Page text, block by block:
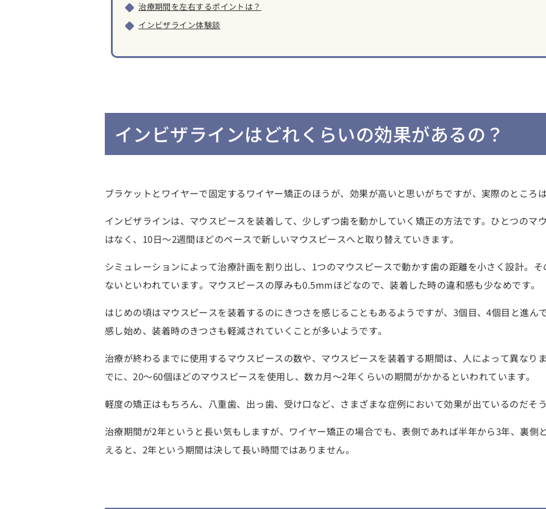
治療期間を左右するポイントは？
インビザライン体験談
インビザラインはどれくらいの効果があるの？
ブラケットとワイヤーで固定するワイヤー矯正のほうが、効果が高いと思いがちですが、実際のところ
インビザラインは、マウスピースを装着して、少しずつ歯を動かしていく矯正の方法です。ひとつのマ
はなく、10日～2週間ほどのペースで新しいマウスピースへと取り替えていきます。
シミュレーションによって治療計画を割り出し、1つのマウスピースで動かす歯の距離を小さく設計。そ
ない といわれています。マウスピースの厚みも0.5mmほどなので、装着した時の違和感も少なめです。
はじめの頃はマウスピースを装着するのにきつさを感じることもあるようですが、3個目、4個目と進ん
感し始め、装着時のきつさも軽減されていくことが多いようです。
治療が終わるまでに使用するマウスピースの数や、マウスピースを装着する期間は、人によって異なり
でに、20～60個ほどのマウスピースを使用し、数カ月～2年くらいの期間がかかるといわれています。
軽度の矯正はもちろん、八重歯、出っ歯、受け口など、 さまざまな症例において効果が出ているのだそ
治療期間が2年というと長い気もしますが、ワイヤー矯正の場合でも、表側であれば半年から3年、裏側
えると、2年という期間は決して長い時間ではありません。